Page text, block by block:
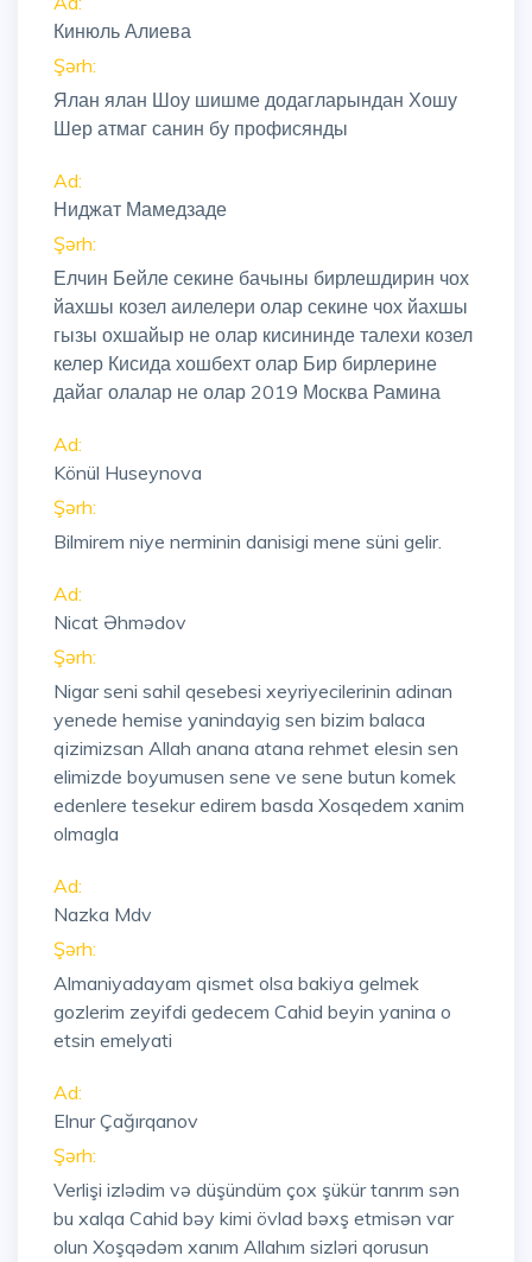
Кинюль Алиева
Şərh:
Ялан ялан Шоу шишме додагларындан Хошу
Шер атмаг санин бу профисянды
Ad:
Ниджат Мамедзаде
Şərh:
Елчин Бейле секине бачыны бирлешдирин чох
йахшы козел аилелери олар секине чох йахшы
гызы охшайыр не олар кисининде талехи козел
келер Кисида хошбехт олар Бир бирлерине
дайаг олалар не олар 2019 Москва Рамина
Ad:
Könül Huseynova
Şərh:
Bilmirem niye nerminin danisigi mene süni gelir.
Ad:
Nicat Əhmədov
Şərh:
Nigar seni sahil qesebesi xeyriyecilerinin adinan
yenede hemise yanindayig sen bizim balaca
qizimizsan Allah anana atana rehmet elesin sen
elimizde boyumusen sene ve sene butun komek
edenlere tesekur edirem basda Xosqedem xanim
olmagla
Ad:
Nazka Mdv
Şərh:
Almaniyadayam qismet olsa bakiya gelmek
gozlerim zeyifdi gedecem Cahid beyin yanina o
etsin emelyati
Ad:
Elnur Çağırqanov
Şərh:
Verlişi izlədim və düşündüm çox şükür tanrım sən
bu xalqa Cahid bəy kimi övlad bəxş etmisən var
olun Xoşqədəm xanım Allahım sizləri qorusun